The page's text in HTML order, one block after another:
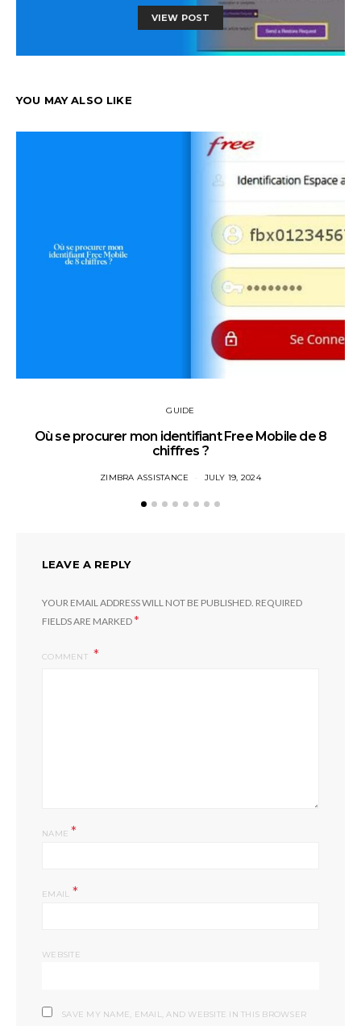
VIEW POST
YOU MAY ALSO LIKE
GUIDE
Où se procurer mon identifiant Free Mobile de 8
chiffres ?
ZIMBRA ASSISTANCE JULY 19, 2024
LEAVE A REPLY
YOUR EMAIL ADDRESS WILL NOT BE PUBLISHED. REQUIRED
FIELDS ARE MARKED*
COMMENT
NAME *
EMAIL *
WEBSITE
SAVE MY NAME, EMAIL, AND WEBSITE IN THIS BROWSER